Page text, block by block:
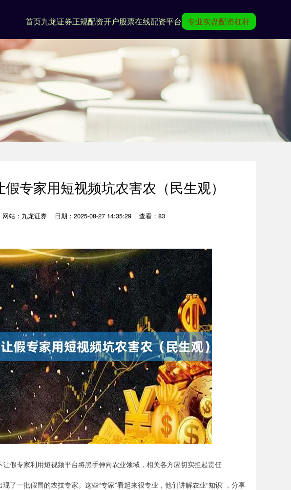
首页九龙证券正规配资开户股票在线配资平台 专业实盘配资杠杆
专家用短视频坑农害农（民生观）
网站：九龙证券 日期：2025-08-27 14:35:29 查看：83
假专家利用短视频平台将黑手伸向农业领域，相关各方应切实担起责任
了一批假冒的农技专家。这些“专家”看起来很专业，他们讲解农业“知识”，分享